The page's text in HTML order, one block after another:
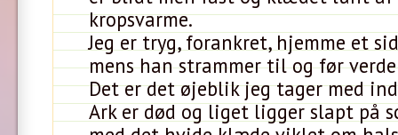
kropsvarme.
Jeg er tryg, forankret, hjemme et
mens han strammer til og før
Det er det øjeblik jeg tager med
Ark er død og liget ligger slapt på